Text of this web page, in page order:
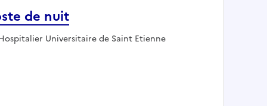
de nuit
:
Universitaire de Saint Etienne
poste de nuit